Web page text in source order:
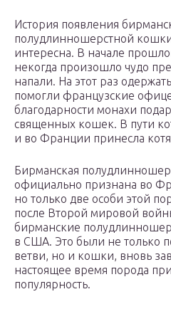
История появления
полудлинношерстной
интересна. В начале
некогда произошло чудо
напали. На этот раз
помогли французские
благодарности монахи
священных кошек. В пути
и во Франции принесла
Бирманская
официально признана во
но только две особи этой
после Второй мировой
бирманские
в США. Это были не только
ветви, но и кошки, вновь
настоящее время порода
популярность.